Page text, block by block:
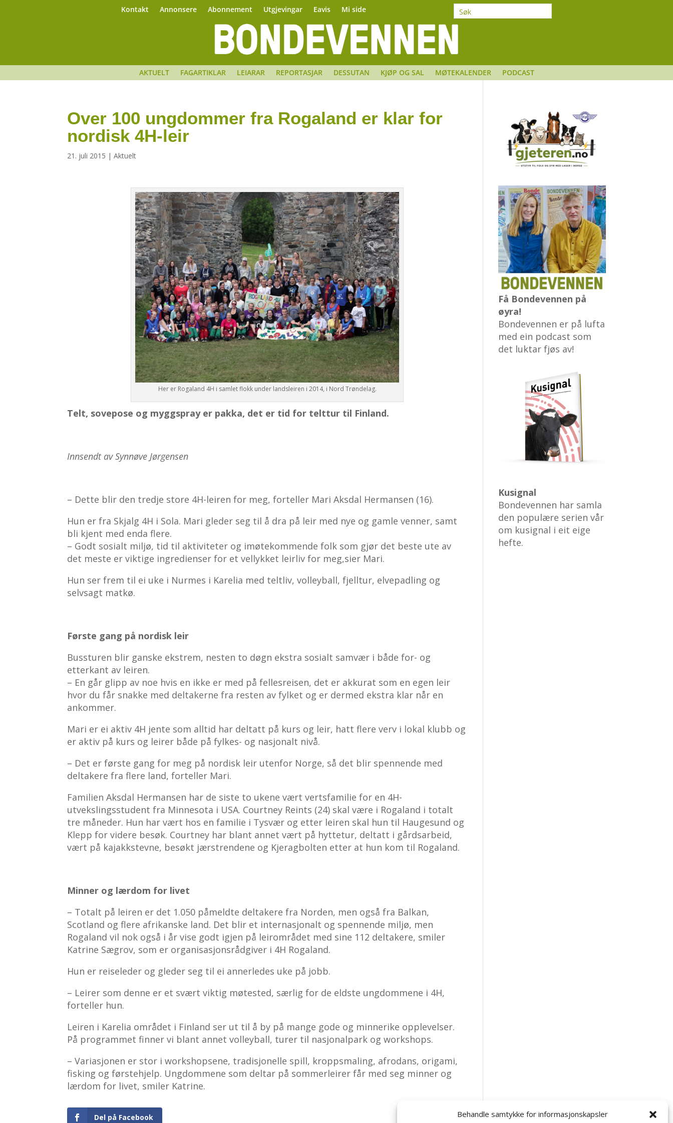
Behandle samtykke for informasjonskapsler
Kontakt Annonsere Abonnement Utgjevingar Eavis Mi side
AKTUELT FAGARTIKLAR LEIARAR REPORTASJAR DESSUTAN KJØP OG SAL MØTEKALENDER PODCAST
Over 100 ungdommer fra Rogaland er klar for
nordisk 4H-leir
21. juli 2015 |Aktuelt
Her er Rogaland 4H i samlet flokk under landsleiren i 2014, i Nord Trøndelag.
Telt, sovepose og myggspray er pakka, det er tid for telttur til Finland.
Innsendt av Synnøve Jørgensen
– Dette blir den tredje store 4H-leiren for meg, forteller Mari Aksdal Hermansen (16).
Hun er fra Skjalg 4H i Sola. Mari gleder seg til å dra på leir med nye og gamle venner, samt
bli kjent med enda flere.
– Godt sosialt miljø, tid til aktiviteter og imøtekommende folk som gjør det beste ute av
det meste er viktige ingredienser for et vellykket leirliv for meg,sier Mari.
Hun ser frem til ei uke i Nurmes i Karelia med teltliv, volleyball, fjelltur, elvepadling og
selvsagt matkø.
Første gang på nordisk leir
Bussturen blir ganske ekstrem, nesten to døgn ekstra sosialt samvær i både for- og
etterkant av leiren.
– En går glipp av noe hvis en ikke er med på fellesreisen, det er akkurat som en egen leir
hvor du får snakke med deltakerne fra resten av fylket og er dermed ekstra klar når en
ankommer.
Mari er ei aktiv 4H jente som alltid har deltatt på kurs og leir, hatt flere verv i lokal klubb og
er aktiv på kurs og leirer både på fylkes- og nasjonalt nivå.
– Det er første gang for meg på nordisk leir utenfor Norge, så det blir spennende med
deltakere fra flere land, forteller Mari.
Familien Aksdal Hermansen har de siste to ukene vært vertsfamilie for en 4H-
utvekslingsstudent fra Minnesota i USA. Courtney Reints (24) skal være i Rogaland i totalt
tre måneder. Hun har vært hos en familie i Tysvær og etter leiren skal hun til Haugesund og
Klepp for videre besøk. Courtney har blant annet vært på hyttetur, deltatt i gårdsarbeid,
vært på kajakkstevne, besøkt jærstrendene og Kjeragbolten etter at hun kom til Rogaland.
Minner og lærdom for livet
– Totalt på leiren er det 1.050 påmeldte deltakere fra Norden, men også fra Balkan,
Scotland og flere afrikanske land. Det blir et internasjonalt og spennende miljø, men
Rogaland vil nok også i år vise godt igjen på leirområdet med sine 112 deltakere, smiler
Katrine Sægrov, som er organisasjonsrådgiver i 4H Rogaland.
Hun er reiseleder og gleder seg til ei annerledes uke på jobb.
– Leirer som denne er et svært viktig møtested, særlig for de eldste ungdommene i 4H,
forteller hun.
Leiren i Karelia området i Finland ser ut til å by på mange gode og minnerike opplevelser.
På programmet finner vi blant annet volleyball, turer til nasjonalpark og workshops.
– Variasjonen er stor i workshopsene, tradisjonelle spill, kroppsmaling, afrodans, origami,
fisking og førstehjelp. Ungdommene som deltar på sommerleirer får med seg minner og
lærdom for livet, smiler Katrine.
Del på Facebook
Få Bondevennen på
øyra!
Bondevennen er på lufta
med ein podcast som
det luktar fjøs av!
Kusignal
Bondevennen har samla
den populære serien vår
om kusignal i eit eige
hefte.